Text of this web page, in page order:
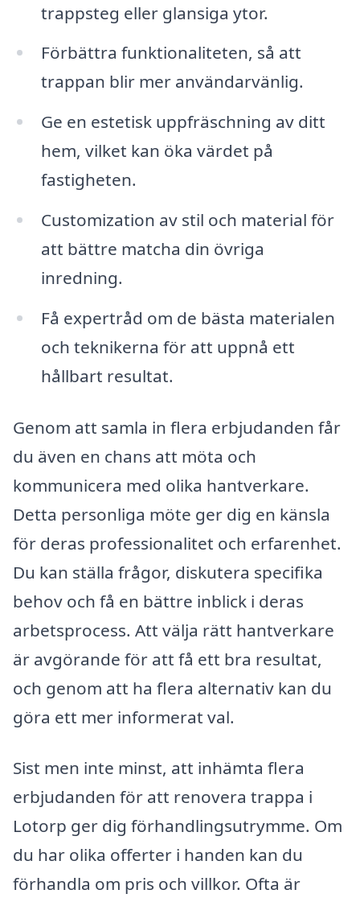
trappsteg eller glansiga ytor.
Förbättra funktionaliteten, så att
trappan blir mer användarvänlig.
Ge en estetisk uppfräschning av ditt
hem, vilket kan öka värdet på
fastigheten.
Customization av stil och material för
att bättre matcha din övriga
inredning.
Få expertråd om de bästa materialen
och teknikerna för att uppnå ett
hållbart resultat.
Genom att samla in flera erbjudanden får
du även en chans att möta och
kommunicera med olika hantverkare.
Detta personliga möte ger dig en känsla
för deras professionalitet och erfarenhet.
Du kan ställa frågor, diskutera specifika
behov och få en bättre inblick i deras
arbetsprocess. Att välja rätt hantverkare
är avgörande för att få ett bra resultat,
och genom att ha flera alternativ kan du
göra ett mer informerat val.
Sist men inte minst, att inhämta flera
erbjudanden för att renovera trappa i
Lotorp ger dig förhandlingsutrymme. Om
du har olika offerter i handen kan du
förhandla om pris och villkor. Ofta är